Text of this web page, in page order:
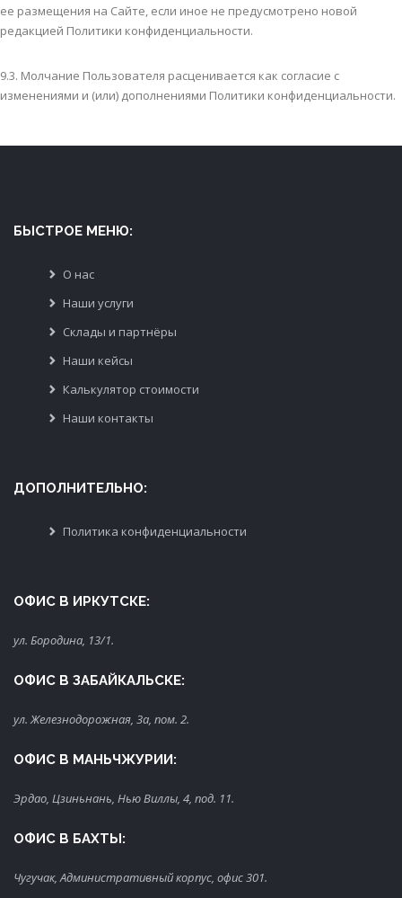
ее размещения на Сайте, если иное не предусмотрено новой
редакцией Политики конфиденциальности.
9.3. Молчание Пользователя расценивается как согласие с
изменениями и (или) дополнениями Политики конфиденциальности.
БЫСТРОЕ МЕНЮ:
О нас
Наши услуги
Склады и партнёры
Наши кейсы
Калькулятор стоимости
Наши контакты
ДОПОЛНИТЕЛЬНО:
Политика конфиденциальности
ОФИС В ИРКУТСКЕ:
ул. Бородина, 13/1.
ОФИС В ЗАБАЙКАЛЬСКЕ:
ул. Железнодорожная, 3а, пом. 2.
ОФИС В МАНЬЧЖУРИИ:
Эрдао, Цзиньнань, Нью Виллы, 4, под. 11.
ОФИС В БАХТЫ:
Чугучак, Административный корпус, офис 301.